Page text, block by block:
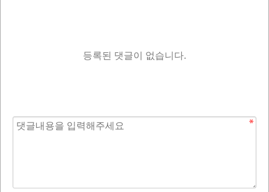
등록된 댓글이 없습니다.